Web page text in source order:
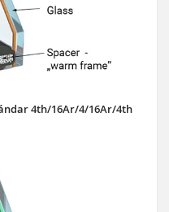
4th/16Ar/4/16Ar/4th